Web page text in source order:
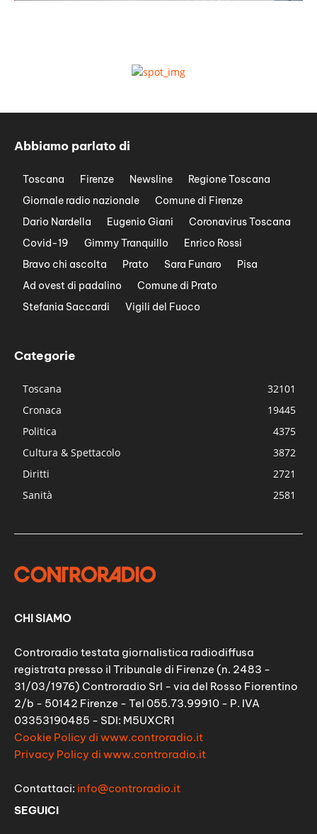
Abbiamo parlato di
Toscana Firenze Newsline
Regione Toscana
Giornale radio nazionale
Comune di Firenze
Dario Nardella
Eugenio Giani
Coronavirus Toscana
Covid-19
Gimmy Tranquillo
Enrico Rossi
Bravo chi ascolta
Prato Sara Funaro
Pisa
Ad ovest di padalino
Comune di Prato
Stefania Saccardi
Vigili del Fuoco
Categorie
Toscana
32101
Cronaca
19445
Politica
4375
Cultura & Spettacolo
3872
Diritti
2721
Sanità
2581
CHI SIAMO
Controradio testata giornalistica radiodiffusa
registrata presso il Tribunale di Firenze (n. 2483 -
31/03/1976) Controradio Srl - via del Rosso Fiorentino
2/b - 50142 Firenze - Tel 055.73.99910 - P. IVA
03353190485 - SDI: M5UXCR1
Cookie Policy di www.controradio.it
Privacy Policy di www.controradio.it
Contattaci: info@controradio.it
SEGUICI